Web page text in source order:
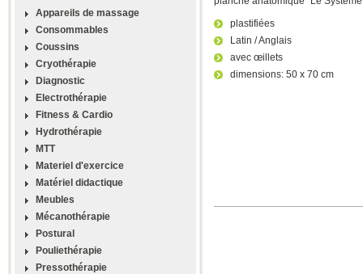
Appareils de massage
Consommables
Coussins
Cryothérapie
Diagnostic
Electrothérapie
Fitness & Cardio
Hydrothérapie
MTT
Materiel d'exercice
Matériel didactique
Meubles
Mécanothérapie
Postural
Pouliethérapie
Pressothérapie
plastifiées
Latin / Anglais
avec œillets
dimensions: 50 x 70 cm